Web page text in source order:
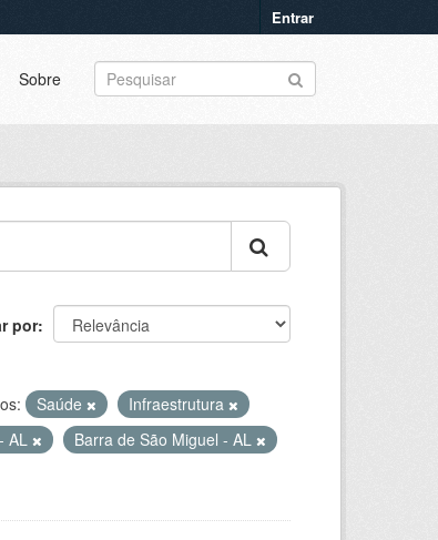
Entrar
Sobre
por
Saúde
Infraestrutura
AL
Barra de São Miguel - AL